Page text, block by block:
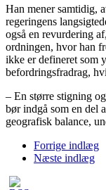
Han mener samtidig,
regeringens
også en revurdering
ordningen, hvor han
ikke er defineret som
befordringsfradrag,
– En større stigning
bør indgå som en del
geografisk balance,
Forrige indlæg
Næste indlæg